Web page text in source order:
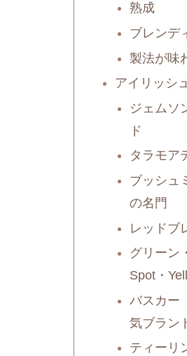
熟成
ブレンデ
製法が味
アイリッシ
ジェムソ
ド
タラモア
ブッシュ
の名門
レッドブ
グリーン
Spot・
バスカー
気ブラン
ティーリ